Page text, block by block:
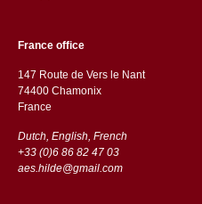
France office
147 Route de Vers le Nant
74400 Chamonix
France
Dutch, English, French
+33 (0)6 86 82 47 03
aes.hilde@gmail.com